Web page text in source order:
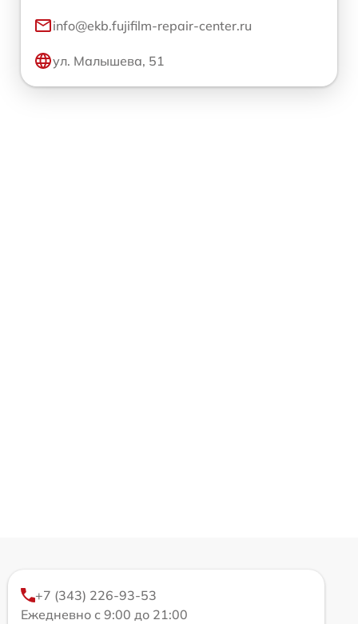
info@ekb.fujifilm-repair-center.ru
ул. Малышева, 51
+7 (343) 226-93-53
Ежедневно с 9:00 до 21:00